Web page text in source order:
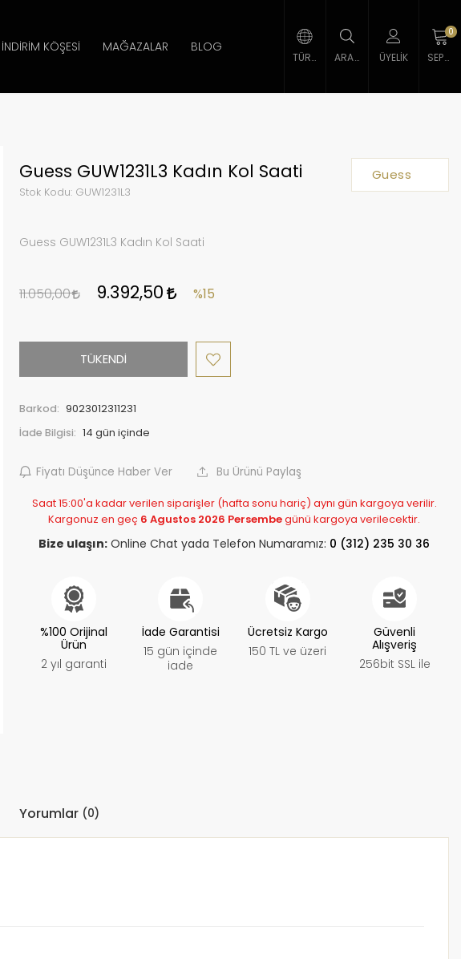
İNDIRIM KÖŞESI MAĞAZALAR BLOG
ÜYELIK
0
Guess
Guess GUW1231L3 Kadın Kol Saati
Stok Kodu: GUW1231L3
Guess GUW1231L3 Kadın Kol Saati
11.050,00 9.392,50 %15
TÜKENDİ
Barkod: 9023012311231
İade Bilgisi:
Fiyatı Düşünce Haber Ver Bu Ürünü Paylaş
Saat 15:00'a kadar verilen siparişler (hafta sonu hariç) aynı gün kargoya verilir.
Kargonuz en geç 6 Agustos 2026 Persembe günü kargoya verilecektir.
Bize ulaşın: Online Chat yada Telefon Numaramız: 0 (312) 235 30 36
%100 Orijinal
Ürün
2 yıl garanti
İade Garantisi
15 gün içinde
iade
Ücretsiz Kargo
150 TL ve üzeri
Güvenli
Alışveriş
256bit SSL ile
Yorumlar (0)